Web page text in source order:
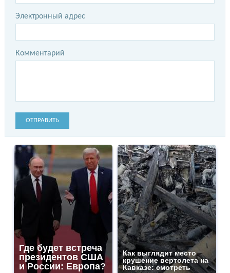
Электронный адрес
Комментарий
ОТПРАВИТЬ
Где будет встреча
президентов США
и России: Европа?
Как выглядит место
крушение вертолета на
Кавказе: смотреть